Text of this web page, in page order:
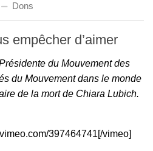
Dons
empêcher d’aimer
du Mouvement des
du Mouvement dans le monde
de la mort de Chiara Lubich.
397464741[/vimeo]